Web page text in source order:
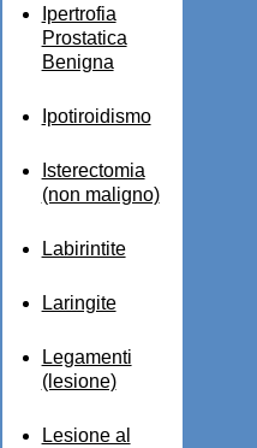
Ipertrofia
Prostatica
Benigna
Ipotiroidismo
Isterectomia
(non maligno)
Labirintite
Laringite
Legamenti
(lesione)
Lesione al